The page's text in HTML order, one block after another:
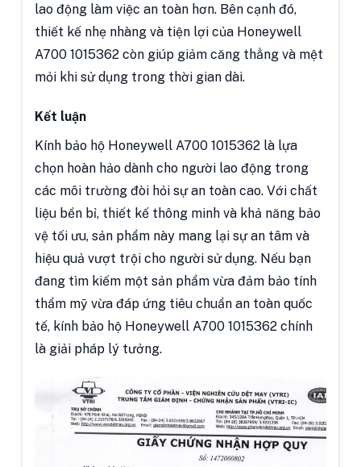
lao động làm việc an toàn hơn. Bên cạnh đó,
thiết kế nhẹ nhàng và tiện lợi của Honeywell
A700 1015362 còn giúp giảm căng thẳng và mệt
mỏi khi sử dụng trong thời gian dài.
Kết luận
Kính bảo hộ Honeywell A700 1015362 là lựa
chọn hoàn hảo dành cho người lao động trong
các môi trường đòi hỏi sự an toàn cao. Với chất
liệu bền bỉ, thiết kế thông minh và khả năng bảo
vệ tối ưu, sản phẩm này mang lại sự an tâm và
hiệu quả vượt trội cho người sử dụng. Nếu bạn
đang tìm kiếm một sản phẩm vừa đảm bảo tính
thẩm mỹ vừa đáp ứng tiêu chuẩn an toàn quốc
tế, kính bảo hộ Honeywell A700 1015362 chính
là giải pháp lý tưởng.